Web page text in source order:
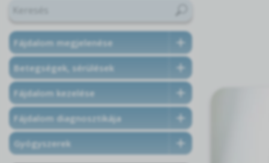
Fájdalom megjelenése
Betegségek, sérülések
Fájdalom kezelése
Fájdalom diagnosztikája
Gyógyszerek